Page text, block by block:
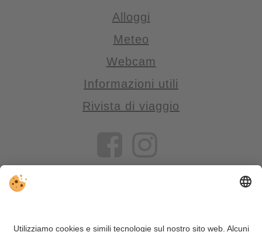
Alloggi
Meteo
Webcam
Informazioni utili
Rivista di viaggio